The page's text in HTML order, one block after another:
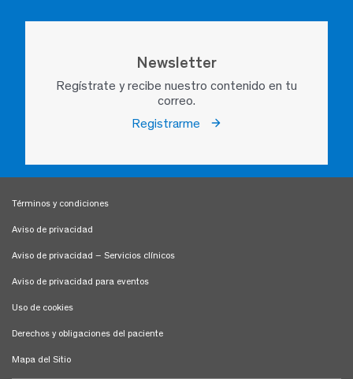
Newsletter
Regístrate y recibe nuestro contenido en tu
correo.
Registrarme
Términos y condiciones
Aviso de privacidad
Aviso de privacidad – Servicios clínicos
Aviso de privacidad para eventos
Uso de cookies
Derechos y obligaciones del paciente
Mapa del Sitio